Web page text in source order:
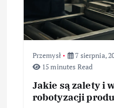
Przemysł
7 sierpnia,
15 minutes Read
Jakie są zalety i
robotyzacji